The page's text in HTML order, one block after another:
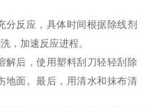
分反应，具体时间根据除线剂
，加速反应进程。
解后，使用塑料刮刀轻轻刮除
地面。最后，用清水和抹布清